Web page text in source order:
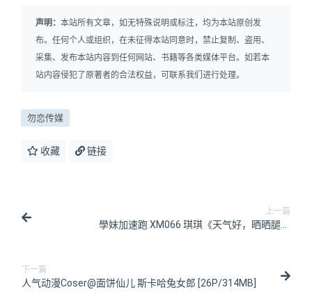
声明： 本站所有文章，如无特殊说明或标注，均为本站原创发
布。任何个人或组织，在未征得本站同意时，禁止复制、盗用、
采集、发布本站内容到任何网站、书籍等各类媒体平台。如若本
站内容侵犯了原著者的合法权益，可联系我们进行处理。
勿恋传媒
收藏 链接
上一篇
學妹加速跑 XM066 琪琪《天气好，晒晒腿》
下一篇
人气动漫Coser@面饼仙儿 斯卡哈兔女郎 [26P/314MB]